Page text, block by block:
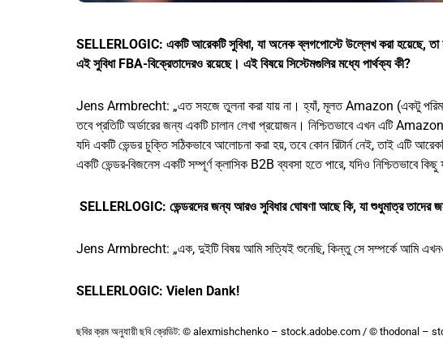
SELLERLOGIC: একটি আরেকটি সুবিধা, যা অনেক ব্লগপোস্টে উল্লেখ করা হয়েছে, তা
এই সুবিধা FBA-বিক্রেতাদেরও রয়েছে। এই বিষয়ে সিস্টেমগুলির মধ্যে পার্থক্য কী?
Jens Armbrecht: „এত সহজে তুলনা করা যায় না। হ্যাঁ, মূলত Amazon (একটু
তবে প্রতিটি অর্ডারের জন্য একটি চালান লেখা প্রয়োজন। নিশ্চিতভাবে এখন এটি
যদি একটি ভেন্ডর চুক্তি সঠিকভাবে আলোচনা করা হয়, তবে কোন রিটার্ন নেই, তাই এটি
একটি ভেন্ডর-বিজনেস একটি সম্পূর্ণ ক্লাসিক B2B ব্যবসা হতে পারে, যদিও নিশ্চিতভাবে
SELLERLOGIC: ভেন্ডরদের জন্য আরও সুবিধার ঘোষণা আছে কি, যা শুধুমাত্র তাদের
Jens Armbrecht: „এক, দুইটি বিষয় আমি সত্যিই শুনেছি, কিন্তু সে সম্পর্কে আমি
SELLERLOGIC: Vielen Dank!
ছবির ক্রম অনুযায়ী ছবি ক্রেডিট: © alexmishchenko – stock.adobe.com / © thodonal –